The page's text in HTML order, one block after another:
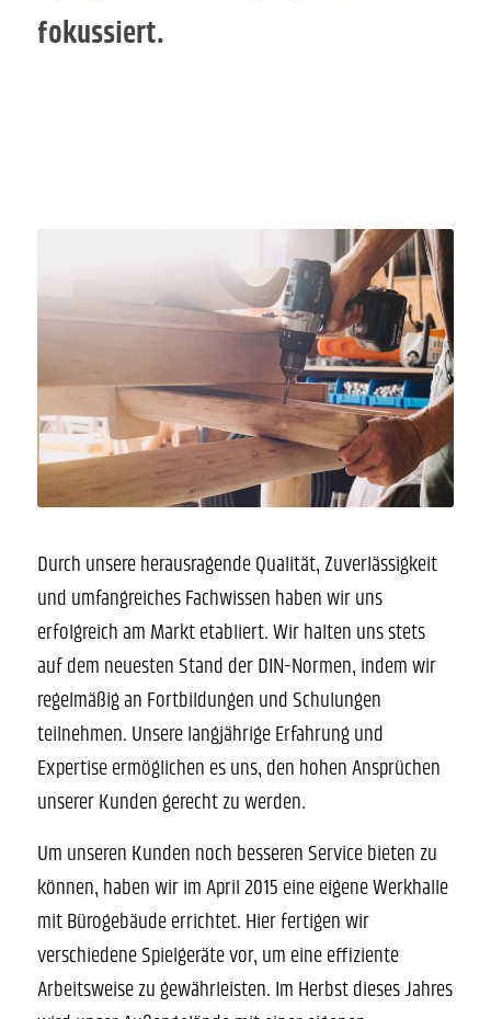
fokussiert.
Durch unsere herausragende Qualität, Zuverlässigkeit
und umfangreiches Fachwissen haben wir uns
erfolgreich am Markt etabliert. Wir halten uns stets
auf dem neuesten Stand der DIN-Normen, indem wir
regelmäßig an Fortbildungen und Schulungen
teilnehmen. Unsere langjährige Erfahrung und
Expertise ermöglichen es uns, den hohen Ansprüchen
unserer Kunden gerecht zu werden.
Um unseren Kunden noch besseren Service bieten zu
können, haben wir im April 2015 eine eigene Werkhalle
mit Bürogebäude errichtet. Hier fertigen wir
verschiedene Spielgeräte vor, um eine effiziente
Arbeitsweise zu gewährleisten. Im Herbst dieses Jahres